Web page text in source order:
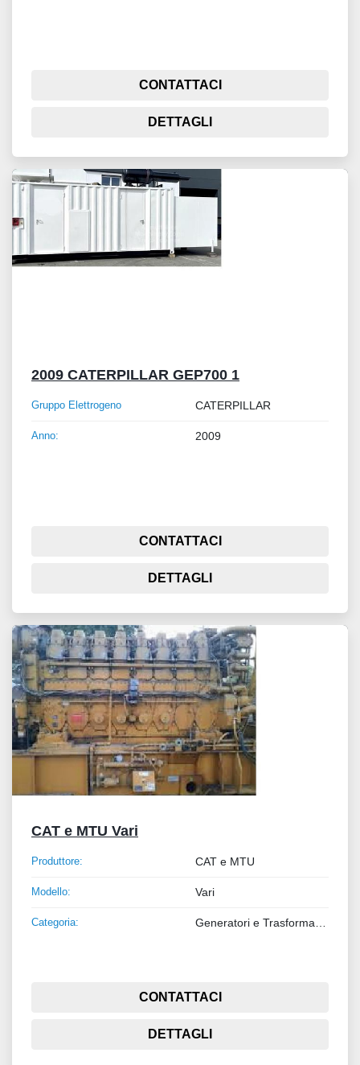
CONTATTACI
DETTAGLI
2009 CATERPILLAR GEP700 1
Gruppo Elettrogeno CATERPILLAR
Anno: 2009
CONTATTACI
DETTAGLI
CAT e MTU Vari
Produttore: CAT e MTU
Modello: Vari
Categoria:
CONTATTACI
DETTAGLI